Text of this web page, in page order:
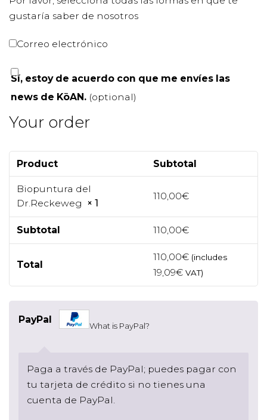
gustaría saber de nosotros
Correo electrónico
Sí, estoy de acuerdo con que me envíes las
news de KōAN. (optional)
Your order
Product Subtotal
Biopuntura del
Dr.Reckeweg × 1
110,00€
Subtotal 110,00€
Total
110,00€ (includes
19,09€ VAT)
PayPal
What is PayPal?
Paga a través de PayPal; puedes pagar con
tu tarjeta de crédito si no tienes una
cuenta de PayPal.